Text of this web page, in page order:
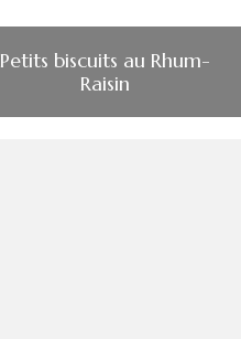
Petits biscuits au Rhum-
Raisin